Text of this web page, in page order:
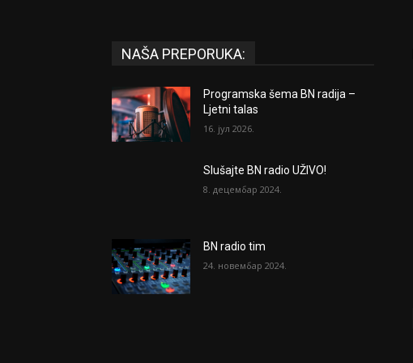
NAŠA PREPORUKA:
Programska šema BN radija –
Ljetni talas
16. јул 2026.
Slušajte BN radio UŽIVO!
8. децембар 2024.
BN radio tim
24. новембар 2024.